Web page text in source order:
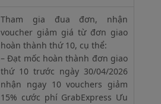
Tham gia đua đơn, nhận
voucher giảm giá từ đơn giao
hoàn thành thứ 10, cụ thể:
– Đạt mốc hoàn thành đơn giao
thứ 10 trước ngày 30/04/2026
nhận ngay 10 vouchers giảm
15% cước phí GrabExpress Ưu